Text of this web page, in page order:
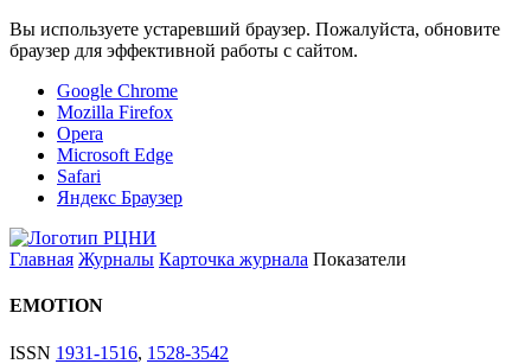
Вы используете устаревший браузер. Пожалуйста, обновите
браузер для эффективной работы с сайтом.
Google Chrome
Mozilla Firefox
Opera
Microsoft Edge
Safari
Яндекс Браузер
Главная Журналы Карточка журнала Показатели
EMOTION
ISSN 1931-1516, 1528-3542